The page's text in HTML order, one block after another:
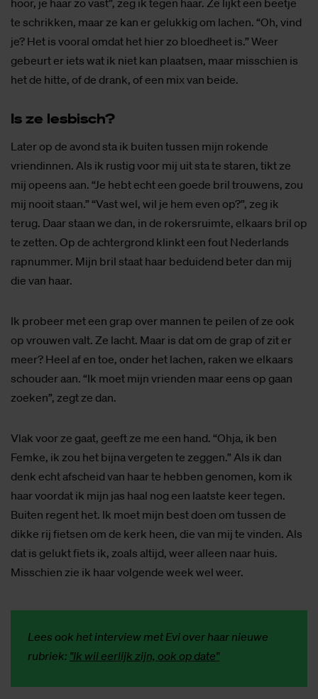
hoor, je haar zo vast”, zeg ik tegen haar. Ze lijkt een beetje
te schrikken, maar ze kan er gelukkig om lachen. “Oh, vind
je? Het is vooral omdat het hier zo bloedheet is.” Weer
gebeurt er iets wat ik niet kan plaatsen, maar misschien is
het de hitte, of de drank, of een mix van beide.
Is ze les­bisch?
Later op de avond sta ik buiten tussen mijn rokende
vriendinnen. Als ik rustig voor mij uit sta te staren, tikt ze
mij opeens aan. “Je hebt echt een goede bril trouwens, zou
mij nooit staan.” “Vast wel, wil je hem even op?”, zeg ik
terug. Daar staan we dan, in de rokersruimte, elkaars bril op
te zetten. Op de achtergrond klinkt een fout Nederlands
rapnummer. Mijn bril staat haar beduidend beter dan mij
die van haar.
Ik probeer met een grap over mannen te peilen of ze ook
op vrouwen valt. Ze lacht. Maar is dat om de grap of zit er
meer? Heel af en toe, onder het lachen, raken we elkaars
schouder aan. “Ik moet mijn vrienden maar eens op gaan
zoeken”, zegt ze dan.
Vlak voor ze gaat, geeft ze me een hand. “Ohja, ik ben
Femke, ik zou het bijna vergeten te zeggen.” Als ik dan
denk echt afscheid van haar te hebben genomen, kom ik
haar voordat ik mijn jas haal nog een laatste keer tegen.
Buiten regent het. Ik moet mijn best doen om tussen de
dikke rij fietsen om de kerk heen, die van mij te vinden. Als
dat is gelukt fiets ik, zoals altijd, weer alleen naar huis.
Misschien zie ik haar volgende week wel weer.
Lees ook het interview met Evi over haar nieuwe
rubriek: "Ik wil eerlijk zijn, ook op date"